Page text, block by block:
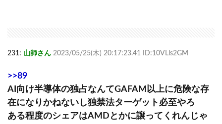
231: 山師さん 2023/05/25(木) 20:17:23.41 ID:10VLls2GM
>>89
AI向け半導体の独占なんてGAFAM以上に危険な存
在になりかねないし独禁法ターゲット必至やろ
ある程度のシェアはAMDとかに譲ってくれんじゃ